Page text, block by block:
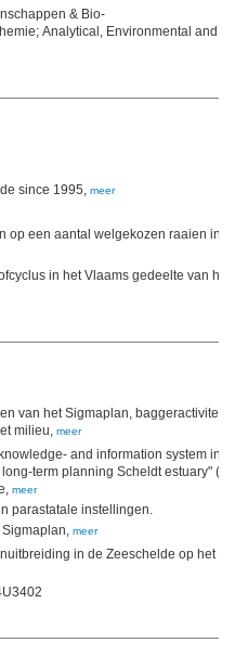
& Bio-
Analytical, Environmental and
Zeeschelde since 1995, meer
op een aantal welgekozen raaien in
in het Vlaams gedeelte van het
van het Sigmaplan,
milieu, meer
and information system in
term planning Scheldt estuary"
meer
parastatale instellingen.
meer
in de Zeeschelde op het